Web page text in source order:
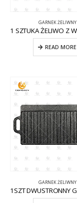
GARNEK ŻELIWNY
READ MORE
GARNEK ŻELIWNY